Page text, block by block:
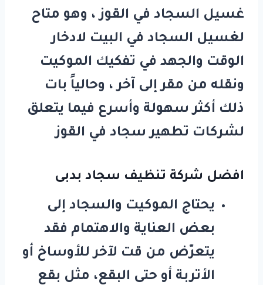
غسيل السجاد في القوز ، وهو متاح
لغسيل السجاد في البيت لادخار
الوقت والجهد في تفكيك الموكيت
ونقله من مقر إلى آخر ، وحالياً بات
ذلك أكثر سهولة وأسرع فيما يتعلق
لشركات تطهير سجاد في القوز
افضل شركة تنظيف سجاد بدبى
يحتاج الموكيت والسجاد إلى
بعض العناية والاهتمام فقد
يتعرّض من قت لآخر للأوساخ أو
الأتربة أو حتى البقع، مثل بقع